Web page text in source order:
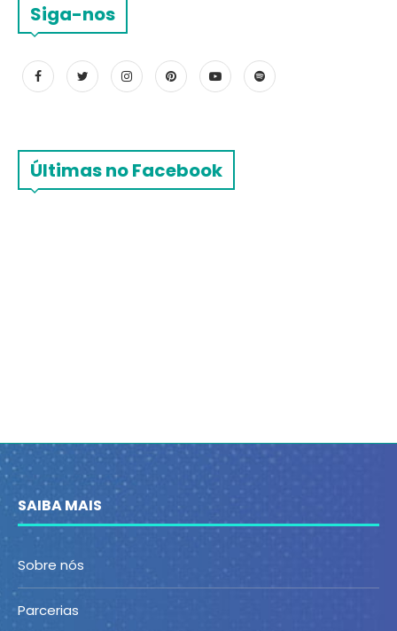
Siga-nos
Últimas no Facebook
SAIBA MAIS
Sobre nós
Parcerias